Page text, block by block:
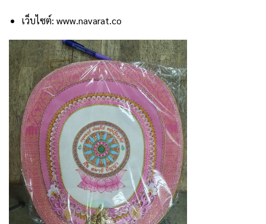
เว็บไซต์: www.navarat.co